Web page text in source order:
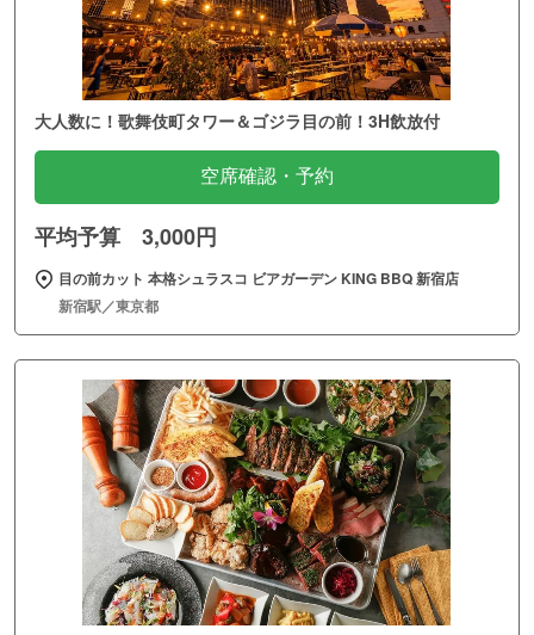
大人数に！歌舞伎町タワー＆ゴジラ目の前！3H飲放付
空席確認・予約
平均予算 3,000円
目の前カット 本格シュラスコ ビアガーデン KING BBQ 新宿店
新宿駅／東京都